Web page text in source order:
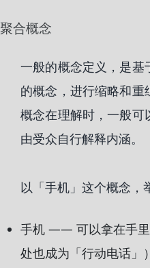
聚合概念
一般的概念定义，是基
的概念，进行缩略和重
概念在理解时，一般可
由受众自行解释内涵。
以「手机」这个概念，
手机 —— 可以拿在手里
处也成为「行动电话」）